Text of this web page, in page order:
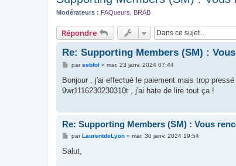
Modérateurs : FAQueurs BRAB
Répondre
Re: Supporting Members (SM) :
M
s
a
parsebfol » mar. 23 janv. 2024 07:44
Bonjour , j'ai effectué le paiement mais trop
9wr1116230230310t , j'ai hate de lire tout ça !
Re: Supporting Members (SM) : Vous
M
s
parLaurentdeLyon» mar. 30 janv. 2024 19:54
Salut,